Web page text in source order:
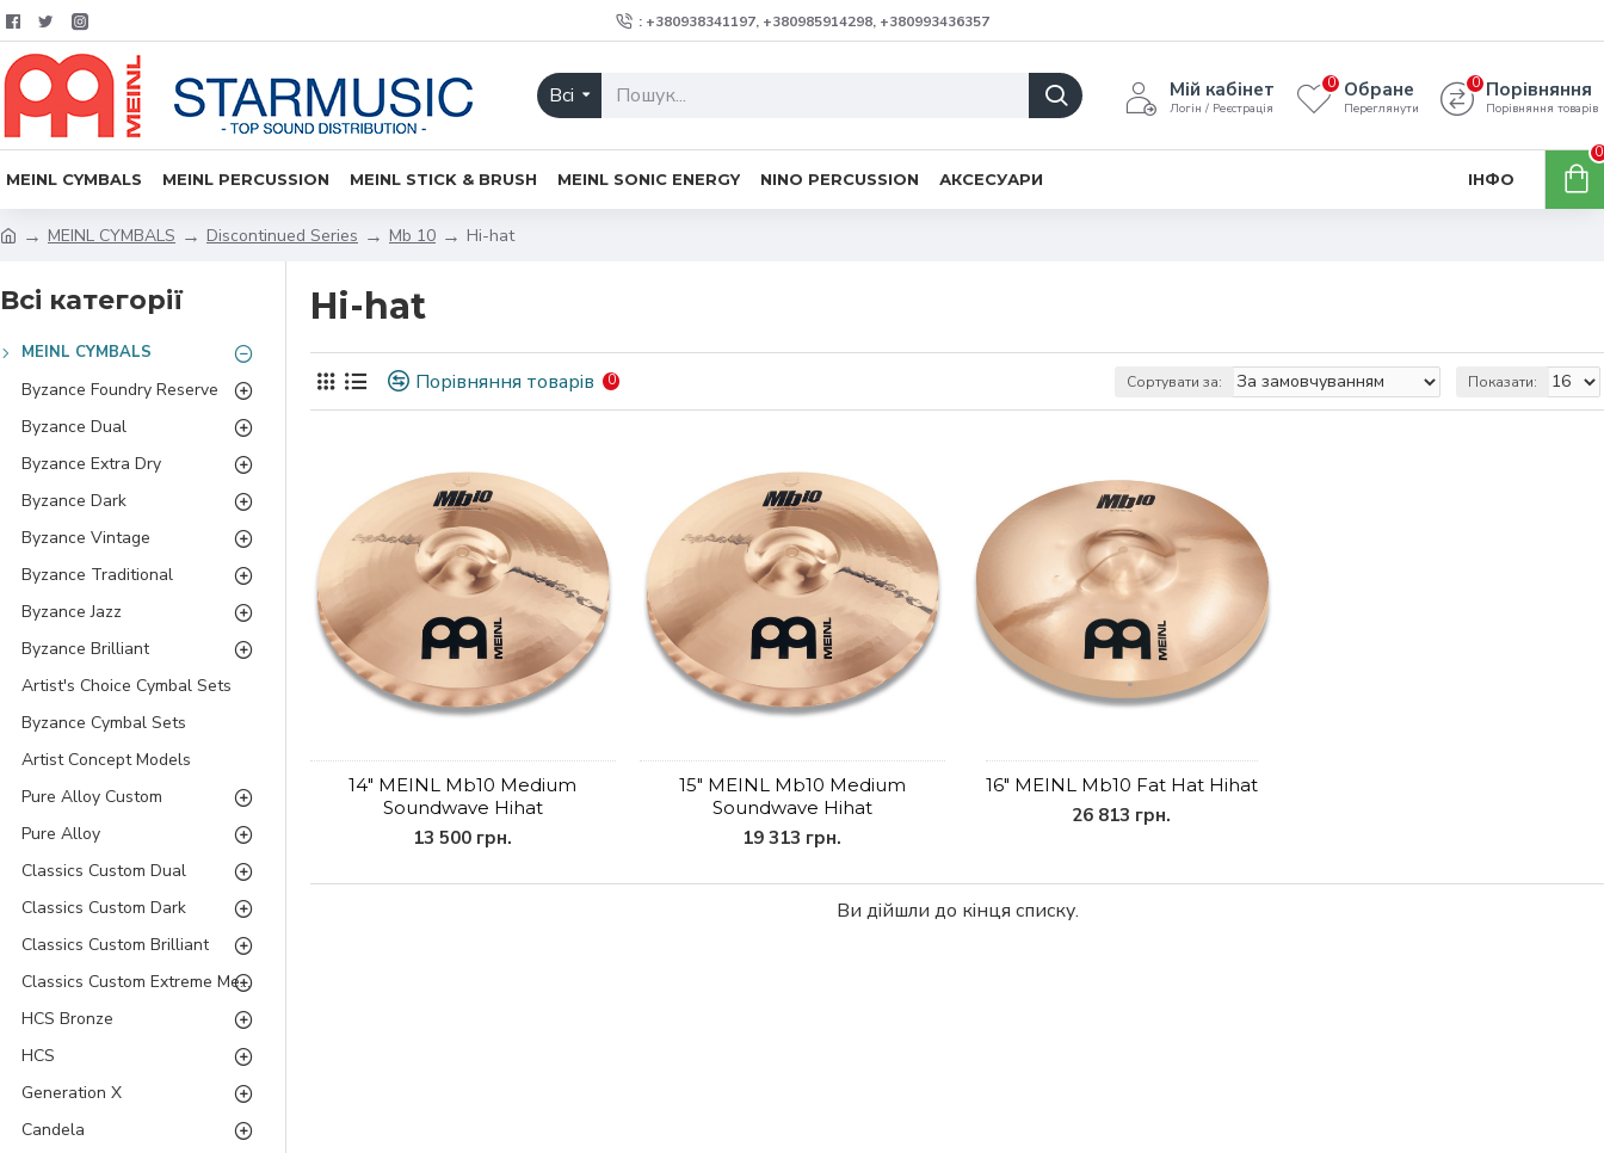
: +380938341197, +380985914298, +380993436357
Всі Мій кабінет
Логін / Реєстрація
Обране
Переглянути
0 Порівняння
Порівняння товарів
0
MEINL CYMBALS MEINL PERCUSSION MEINL STICK & BRUSH MEINL SONIC ENERGY NINO PERCUSSION АКСЕСУАРИ ІНФО
0
MEINL CYMBALS Discontinued Series Mb 10 Hi-hat
Всі категорії
MEINL CYMBALS
Byzance Foundry Reserve
Byzance Dual
Byzance Extra Dry
Byzance Dark
Byzance Vintage
Byzance Traditional
Byzance Jazz
Byzance Brilliant
Artist's Choice Cymbal Sets
Byzance Cymbal Sets
Artist Concept Models
Pure Alloy Custom
Pure Alloy
Classics Custom Dual
Classics Custom Dark
Classics Custom Brilliant
Classics Custom Extreme Metal
HCS Bronze
HCS
Generation X
Candela
Hi-hat
Порівняння товарів 0 Сортувати за: Показати:
14" MEINL Mb10 Medium
Soundwave Hihat
13 500 грн.
15" MEINL Mb10 Medium
Soundwave Hihat
19 313 грн.
16" MEINL Mb10 Fat Hat Hihat
26 813 грн.
Ви дійшли до кінця списку.